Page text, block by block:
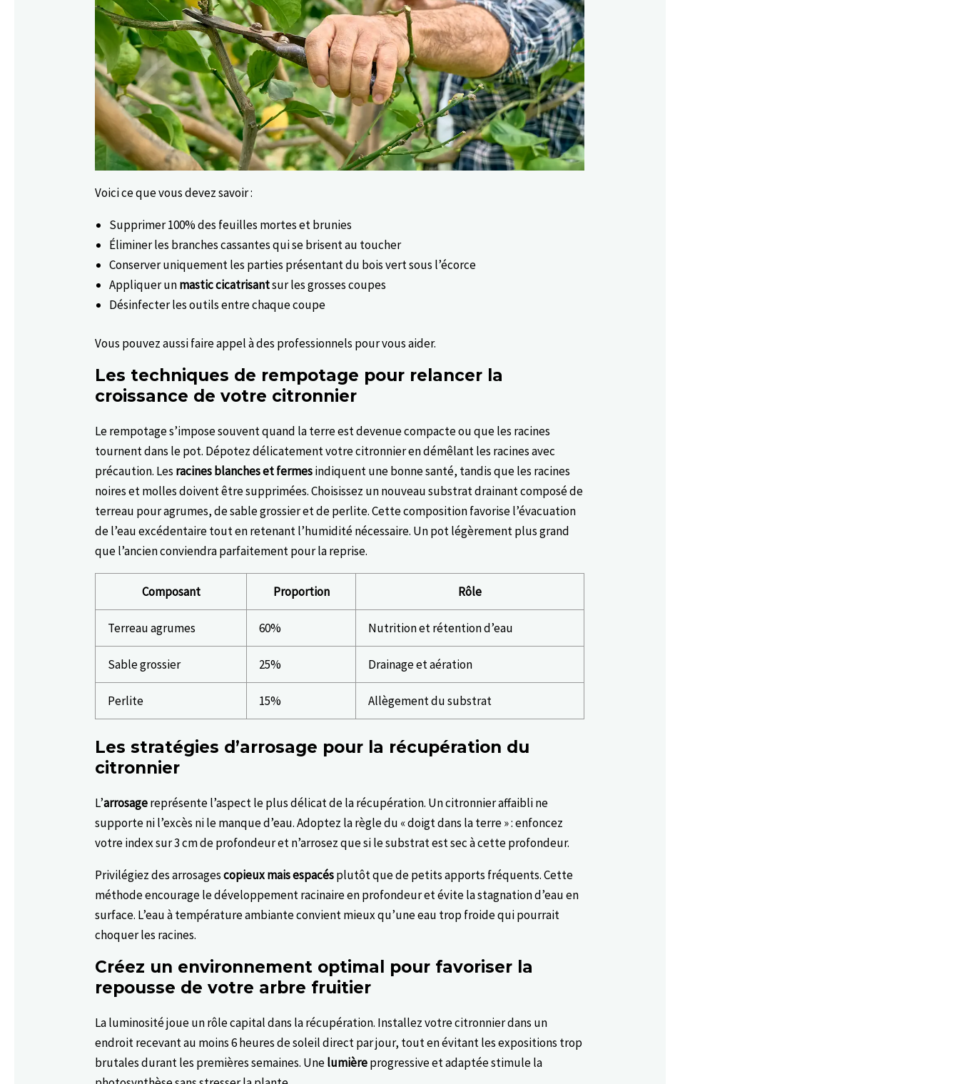
Voici ce que vous devez savoir :
Supprimer 100% des feuilles mortes et brunies
Éliminer les branches cassantes qui se brisent au toucher
Conserver uniquement les parties présentant du bois vert sous l’écorce
Appliquer unmastic cicatrisantsur les grosses coupes
Désinfecter les outils entre chaque coupe
Vous pouvez aussi faire appel à des professionnels pour vous aider.
Les techniques de rempotage pour relancer la
croissance de votre citronnier
Le rempotage s’impose souvent quand la terre est devenue compacte ou que les racines
tournent dans le pot. Dépotez délicatement votre citronnier en démêlant les racines avec
précaution. Les racines blanches et fermesindiquent une bonne santé, tandis que les racines
noires et molles doivent être supprimées. Choisissez un nouveau substrat drainant composé de
terreau pour agrumes, de sable grossier et de perlite. Cette composition favorise l’évacuation
de l’eau excédentaire tout en retenant l’humidité nécessaire. Un pot légèrement plus grand
que l’ancien conviendra parfaitement pour la reprise.
Composant Proportion Rôle
Terreau agrumes 60% Nutrition et rétention d’eau
Sable grossier 25% Drainage et aération
Perlite 15% Allègement du substrat
Les stratégies d’arrosage pour la récupération du
citronnier
L’arrosagereprésente l’aspect le plus délicat de la récupération. Un citronnier affaibli ne
supporte ni l’excès ni le manque d’eau. Adoptez la règle du « doigt dans la terre » : enfoncez
votre index sur 3 cm de profondeur et n’arrosez que si le substrat est sec à cette profondeur.
Privilégiez des arrosagescopieux mais espacésplutôt que de petits apports fréquents. Cette
méthode encourage le développement racinaire en profondeur et évite la stagnation d’eau en
surface. L’eau à température ambiante convient mieux qu’une eau trop froide qui pourrait
choquer les racines.
Créez un environnement optimal pour favoriser la
repousse de votre arbre fruitier
La luminosité joue un rôle capital dans la récupération. Installez votre citronnier dans un
endroit recevant au moins 6 heures de soleil direct par jour, tout en évitant les expositions trop
brutales durant les premières semaines. Unelumièreprogressive et adaptée stimule la